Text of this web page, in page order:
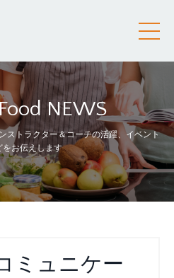
NEWS
ストラクター＆コーチの活躍、イベント
をお伝えします
ミュニケー